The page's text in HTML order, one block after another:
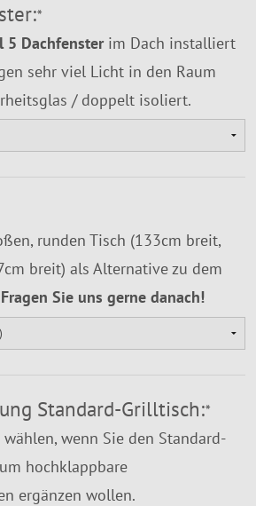
*
5 Dachfensterim Dach installiert
sehr viel Licht in den Raum
/ doppelt isoliert.
runden Tisch (133cm breit,
breit) als Alternative zu dem
Fragen Sie uns gerne danach!
Standard-Grilltisch:*
wenn Sie den Standard-
hochklappbare
ergänzen wollen.